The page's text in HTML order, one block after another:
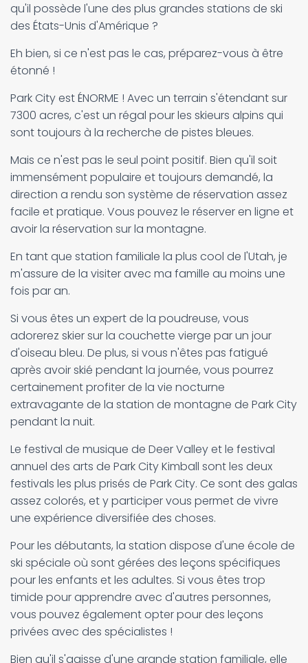
qu'il possède l'une des plus grandes stations de ski
des États-Unis d'Amérique ?
Eh bien, si ce n'est pas le cas, préparez-vous à être
étonné !
Park City est ÉNORME ! Avec un terrain s'étendant sur
7300 acres, c'est un régal pour les skieurs alpins qui
sont toujours à la recherche de pistes bleues.
Mais ce n'est pas le seul point positif. Bien qu'il soit
immensément populaire et toujours demandé, la
direction a rendu son système de réservation assez
facile et pratique. Vous pouvez le réserver en ligne et
avoir la réservation sur la montagne.
En tant que station familiale la plus cool de l'Utah, je
m'assure de la visiter avec ma famille au moins une
fois par an.
Si vous êtes un expert de la poudreuse, vous
adorerez skier sur la couchette vierge par un jour
d'oiseau bleu. De plus, si vous n'êtes pas fatigué
après avoir skié pendant la journée, vous pourrez
certainement profiter de la vie nocturne
extravagante de la station de montagne de Park City
pendant la nuit.
Le festival de musique de Deer Valley et le festival
annuel des arts de Park City Kimball sont les deux
festivals les plus prisés de Park City. Ce sont des galas
assez colorés, et y participer vous permet de vivre
une expérience diversifiée des choses.
Pour les débutants, la station dispose d'une école de
ski spéciale où sont gérées des leçons spécifiques
pour les enfants et les adultes. Si vous êtes trop
timide pour apprendre avec d'autres personnes,
vous pouvez également opter pour des leçons
privées avec des spécialistes !
Bien qu'il s'agisse d'une grande station familiale, elle